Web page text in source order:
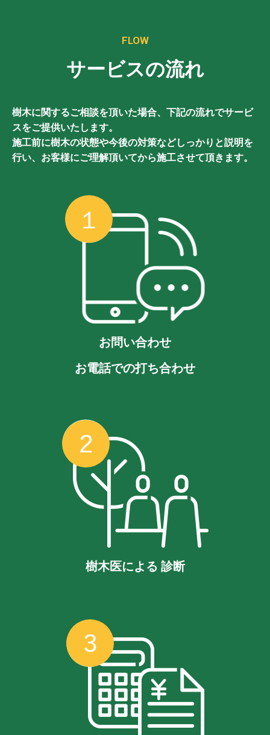
FLOW
サービスの流れ
樹木に関するご相談を頂いた場合、下記の流れでサービ
スをご提供いたします。
施工前に樹木の状態や今後の対策などしっかりと説明を
行い、お客様にご理解頂いてから施工させて頂きます。
お問い合わせ
お電話での打ち合わせ
樹木医による 診断